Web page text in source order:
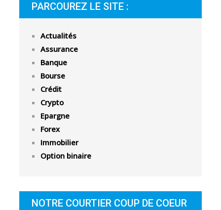
PARCOUREZ LE SITE :
Actualités
Assurance
Banque
Bourse
Crédit
Crypto
Epargne
Forex
Immobilier
Option binaire
NOTRE COURTIER COUP DE COEUR